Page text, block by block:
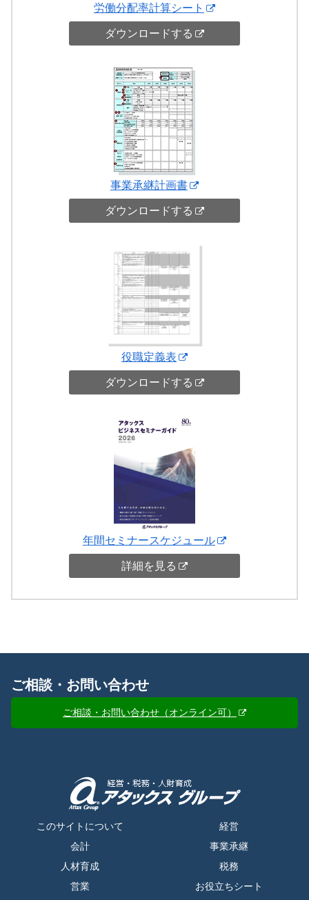
労働分配率計算シート
ダウンロードする
事業承継計画書
ダウンロードする
役職定義表
ダウンロードする
年間セミナースケジュール
詳細を見る
ご相談・お問い合わせ
ご相談・お問い合わせ（オンライン可）
このサイトについて
経営
会計
事業承継
人材育成
税務
営業
お役立ちシート